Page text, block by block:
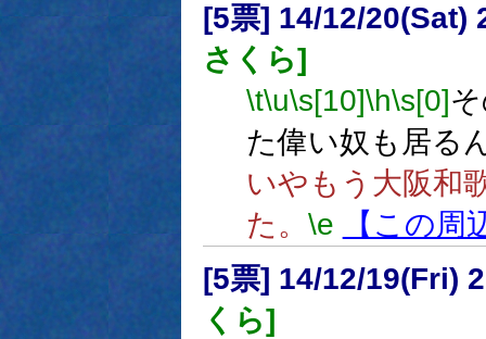
[5票] 14/12/20(Sat)
さくら]
\t\u\s[10]\h\s[0]
た偉い奴も居る
いやもう大阪和
た。 \e
【この周
[5票] 14/12/19(Fri)
くら]